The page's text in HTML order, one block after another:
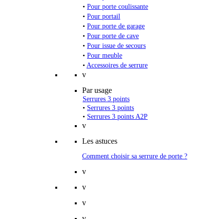
• Pour porte coulissante
• Pour portail
• Pour porte de garage
• Pour porte de cave
• Pour issue de secours
• Pour meuble
• Accessoires de serrure
v
Par usage
Serrures 3 points
• Serrures 3 points
• Serrures 3 points A2P
v
Les astuces
Comment choisir sa serrure de porte ?
v
v
v